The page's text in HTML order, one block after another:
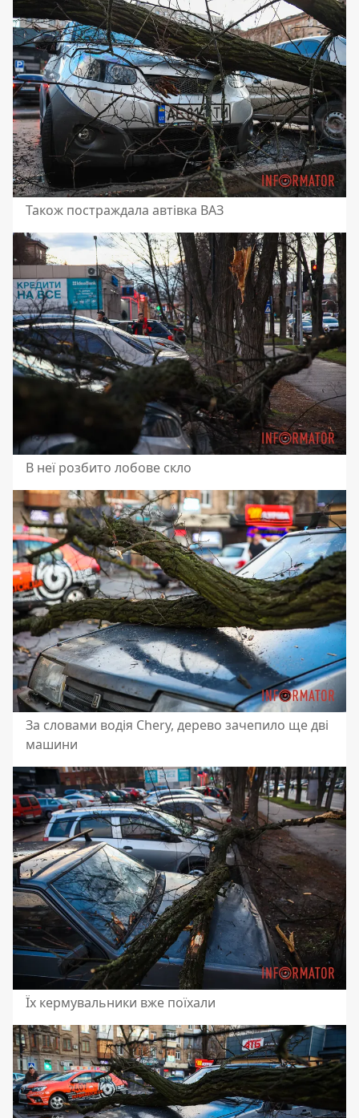
Також постраждала автівка ВАЗ
В неї розбито лобове скло
За словами водія Chery, дерево зачепило ще дві
машини
Їх кермувальники вже поїхали